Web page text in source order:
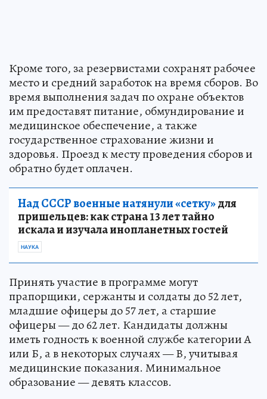
Кроме того, за резервистами сохранят рабочее
место и средний заработок на время сборов. Во
время выполнения задач по охране объектов
им предоставят питание, обмундирование и
медицинское обеспечение, а также
государственное страхование жизни и
здоровья. Проезд к месту проведения сборов и
обратно будет оплачен.
Над СССР военные натянули «сетку»для
пришельцев: как страна 13 лет тайно
искала и изучала инопланетных гостей
НАУКА
Принять участие в программе могут
прапорщики, сержанты и солдаты до 52 лет,
младшие офицеры до 57 лет, а старшие
офицеры — до 62 лет. Кандидаты должны
иметь годность к военной службе категории А
или Б, а в некоторых случаях — В, учитывая
медицинские показания. Минимальное
образование — девять классов.